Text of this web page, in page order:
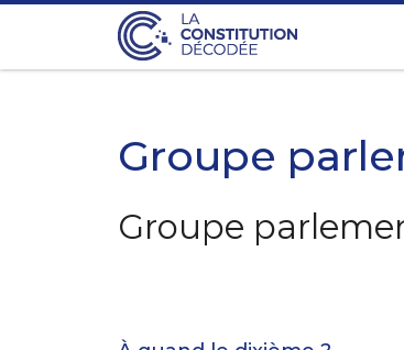
Groupe
Groupe